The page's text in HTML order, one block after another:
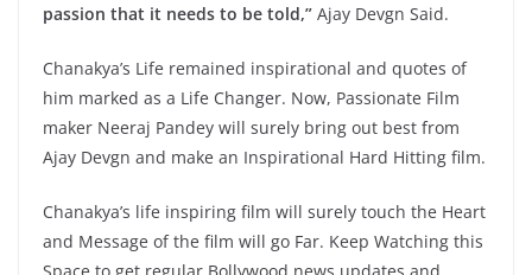
passion that it needs to be told,” Ajay Devgn Said.
Chanakya’s Life remained inspirational and quotes of
him marked as a Life Changer. Now, Passionate Film
maker Neeraj Pandey will surely bring out best from
Ajay Devgn and make an Inspirational Hard Hitting film.
Chanakya’s life inspiring film will surely touch the Heart
and Message of the film will go Far. Keep Watching this